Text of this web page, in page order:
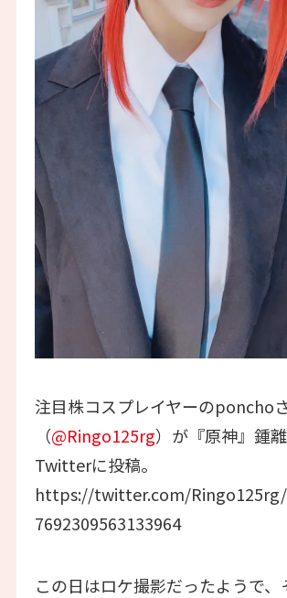
注目株コスプレイヤーのponcho
（@Ringo125rg）が『原神』鍾
Twitterに投稿。
https://twitter.com/
7692309563133964
この日はロケ撮影だったようで、